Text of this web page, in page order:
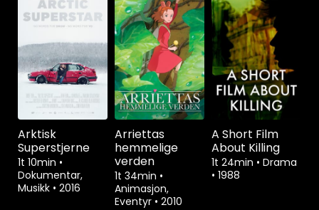
Arktisk
Superstjerne
1t 10min •
Dokumentar,
Musikk • 2016
Arriettas
hemmelige
verden
1t 34min •
Animasjon,
Eventyr • 2010
A Short Film
About Killing
1t 24min • Drama
• 1988